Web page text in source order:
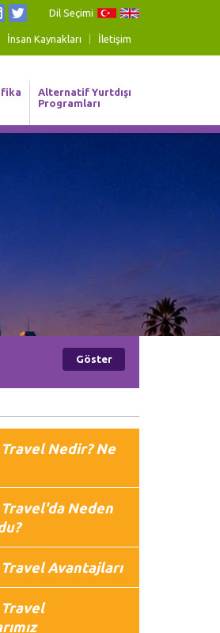
Dil Seçimi
İnsan Kaynakları İletişim
Alternatif Yurtdışı
Programları
Nedir? Ne
Neden
Avantajları